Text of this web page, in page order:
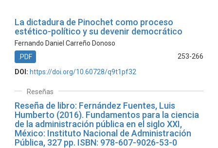
La dictadura de Pinochet como proceso
estético-político y su devenir democrático
Fernando Daniel Carreño Donoso
253-266
.PDF
DOI: https://doi.org/10.60728/q9t1pf32
Reseñas
Reseña de libro: Fernández Fuentes, Luis
Humberto (2016). Fundamentos para la ciencia
de la administración pública en el siglo XXI,
México: Instituto Nacional de Administración
Pública, 327 pp. ISBN: 978-607-9026-53-0